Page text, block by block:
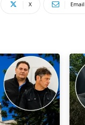
X Email